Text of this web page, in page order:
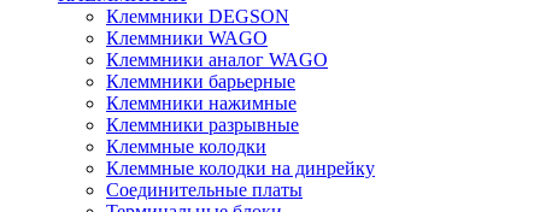
Клеммники DEGSON
Клеммники WAGO
Клеммники аналог WAGO
Клеммники барьерные
Клеммники нажимные
Клеммники разрывные
Клеммные колодки
Клеммные колодки на динрейку
Соединительные платы